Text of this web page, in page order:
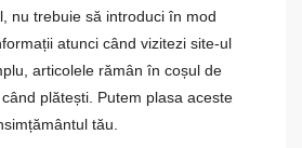
nu trebuie să introduci în mod
atunci când vizitezi site-ul
articolele rămân în coșul de
plătești. Putem plasa aceste
tău.